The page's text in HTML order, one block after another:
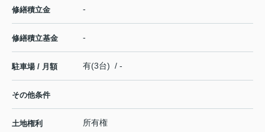
修繕積立金 -
修繕積立基金 -
駐車場 / 月額 有(3台) / -
その他条件
土地権利 所有権